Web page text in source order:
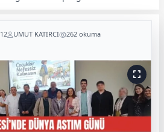
UMUT KATIRCI 262 okuma